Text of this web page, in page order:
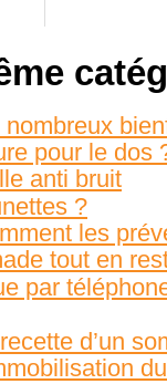
pour le dos
anti bruit
?
les
tout en
par
d’un